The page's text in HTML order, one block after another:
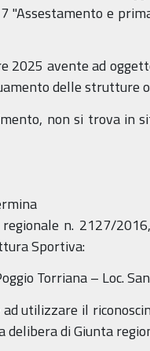
"Assestamento e
avente ad
delle strutture
non si trova in
n. 2127/
Sportiva:
Torriana – Loc.
utilizzare il
di Giunta